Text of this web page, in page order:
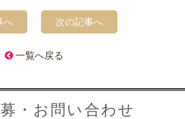
へ 次の記事へ
一覧へ戻る
・お問い合わせ